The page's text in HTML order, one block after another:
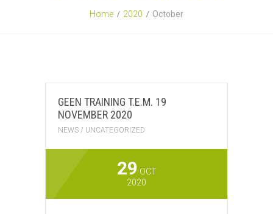
Home 2020 October
GEEN TRAINING T.E.M. 19
NOVEMBER 2020
NEWS / UNCATEGORIZED
29 OCT
2020